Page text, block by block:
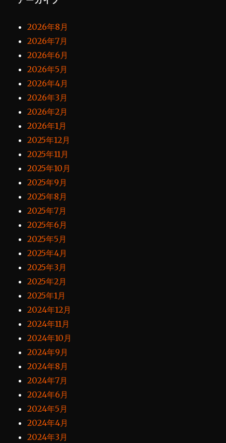
2026年8月
2026年7月
2026年6月
2026年5月
2026年4月
2026年3月
2026年2月
2026年1月
2025年12月
2025年11月
2025年10月
2025年9月
2025年8月
2025年7月
2025年6月
2025年5月
2025年4月
2025年3月
2025年2月
2025年1月
2024年12月
2024年11月
2024年10月
2024年9月
2024年8月
2024年7月
2024年6月
2024年5月
2024年4月
2024年3月